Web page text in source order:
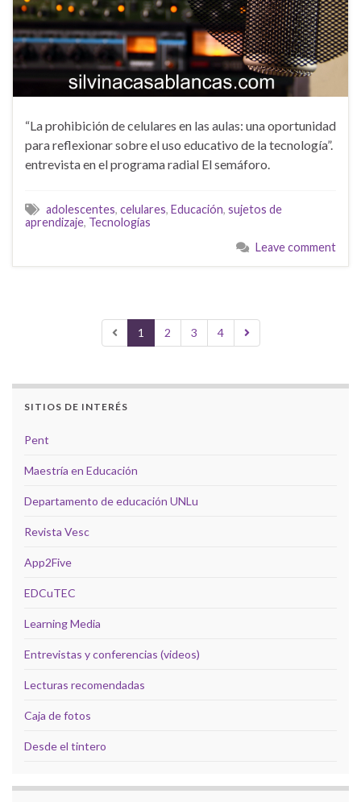
“La prohibición de celulares en las aulas: una oportunidad
para reflexionar sobre el uso educativo de la tecnología”.
entrevista en el programa radial El semáforo.
adolescentes, celulares, Educación, sujetos de
aprendizaje, Tecnologías
Leave comment
1 2 3 4
SITIOS DE INTERÉS
Pent
Maestría en Educación
Departamento de educación UNLu
Revista Vesc
App2Five
EDCuTEC
Learning Media
Entrevistas y conferencias (videos)
Lecturas recomendadas
Caja de fotos
Desde el tintero